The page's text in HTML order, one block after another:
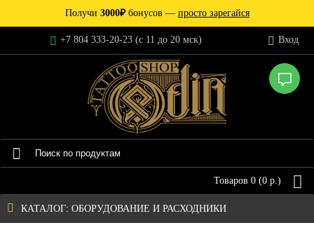
Получи 3000₽бонусов — просто зарегайся
+7 804 333-20-23 (c 11 до 20 мск) Вход
Товаров 0 (0 р.)
КАТАЛОГ: ОБОРУДОВАНИЕ И РАСХОДНИКИ